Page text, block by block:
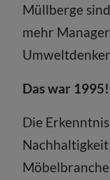
Müllberge
mehr
Das war
Die